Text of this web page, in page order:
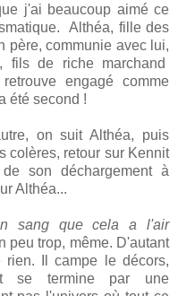
j'ai beaucoup aimé ce
Althéa, fille des
père, communie avec lui,
fils de riche marchand
engagé comme
été second !
on suit Althéa, puis
colères, retour sur Kennit
son déchargement à
Althéa...
sang que cela a l'air
peu trop, même. D'autant
Il campe le décors,
se termine par une